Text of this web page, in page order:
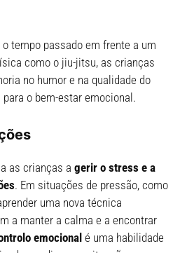
tempo passado em frente a um
como o jiu-jitsu, as crianças
no humor e na qualidade do
o bem-estar emocional.
as crianças a gerir o stress e a
. Em situações de pressão, como
uma nova técnica
a manter a calma e a encontrar
emocional é uma habilidade